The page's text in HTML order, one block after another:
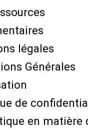
légales
Générales
de
en matière